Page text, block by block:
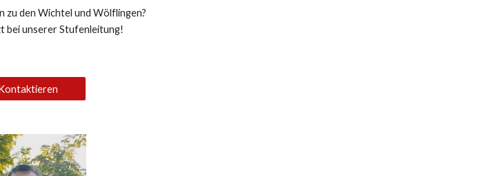
zu den Wichtel und Wölflingen?
bei unserer Stufenleitung!